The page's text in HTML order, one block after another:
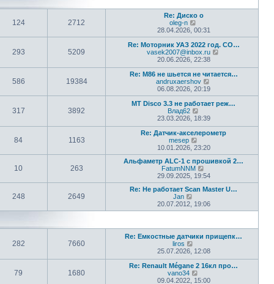
е
д
е
м
у
с
о
о
б
щ
е
н
и
о
л
е
д
н
е
у
с
о
о
б
щ
е
и
ю
т
и
к
п
о
с
л
е
д
н
е
м
у
с
о
о
б
щ
е
н
и
ю
124 2712
Re: Диско о
oleg-n
е
р
е
й
т
и
к
п
о
с
л
е
д
н
е
м
у
с
о
о
б
щ
е
и
ю
28.04.2026, 00:31
293 5209
Re: Моторник УАЗ 2022 год. СО…
vasek2007@inbox.ru
р
е
и
к
с
л
н
е
с
о
щ
н
и
ю
20.06.2026, 22:38
586 19384
Re: М86 не шьется не читается…
andruxaershov
е
р
е
т
и
к
о
с
л
д
н
е
у
с
о
б
щ
е
и
06.08.2026, 20:19
317 3892
МТ Disco 3.3 не работает реж…
Влад62
е
р
е
т
и
к
п
о
с
л
д
н
м
у
о
б
е
23.03.2026, 18:39
84 1163
Re: Датчик-акселерометр
mesep
е
р
е
й
т
и
к
о
с
е
д
е
у
о
10.01.2026, 23:20
10 263
Альфаметр ALC-1 с прошивкой 2…
FatumNNM
е
р
е
т
и
о
с
л
е
д
н
е
29.09.2025, 19:54
248 2649
Re: Не работает Scan Master U…
Jan
е
р
и
к
п
о
с
л
20.07.2012, 19:06
282 7660
Re: Емкостные датчики прищепк…
liros
е
р
е
й
т
25.07.2026, 12:08
79 1680
Re: Renault Mégane 2 16кл про…
vano34
е
09.04.2022, 15:00